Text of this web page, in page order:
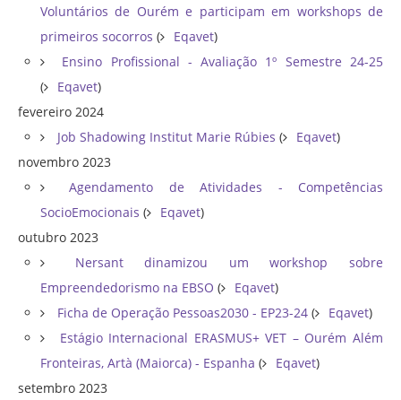
Voluntários de Ourém e participam em workshops de
primeiros socorros ( Eqavet)
Ensino Profissional - Avaliação 1º Semestre 24-25
(
Eqavet)
fevereiro 2024
Job Shadowing Institut Marie Rúbies ( Eqavet)
novembro 2023
Agendamento de Atividades - Competências
SocioEmocionais ( Eqavet)
outubro 2023
Nersant dinamizou um workshop sobre
Empreendedorismo na EBSO ( Eqavet)
Ficha de Operação Pessoas2030 - EP23-24 ( Eqavet)
Estágio Internacional ERASMUS+ VET – Ourém Além
Fronteiras, Artà (Maiorca) - Espanha ( Eqavet)
setembro 2023